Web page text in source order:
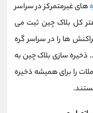
های غیرمتمرکز در سراسر
کل بلاک چین ثبت می
ها را در سراسر گره
ذخیره سازی بلاک چین به
را برای همیشه ذخیره